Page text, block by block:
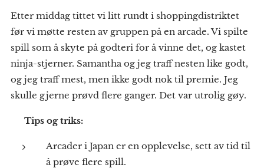
Etter middag tittet vi litt rundt i shoppingdistriktet
før vi møtte resten av gruppen på en arcade. Vi spilte
spill som å skyte på godteri for å vinne det, og kastet
ninja-stjerner. Samantha og jeg traff nesten like godt,
og jeg traff mest, men ikke godt nok til premie. Jeg
skulle gjerne prøvd flere ganger. Det var utrolig gøy.
Tips og triks:
Arcader i Japan er en opplevelse, sett av tid til
å prøve flere spill.